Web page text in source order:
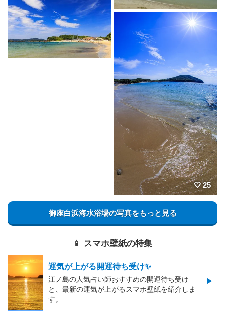
25
御座白浜海水浴場の写真をもっと見る
📱 スマホ壁紙の特集
運気が上がる開運待ち受け✨
江ノ島の人気占い師おすすめの開運待ち受け
と、最新の運気が上がるスマホ壁紙を紹介しま
す。